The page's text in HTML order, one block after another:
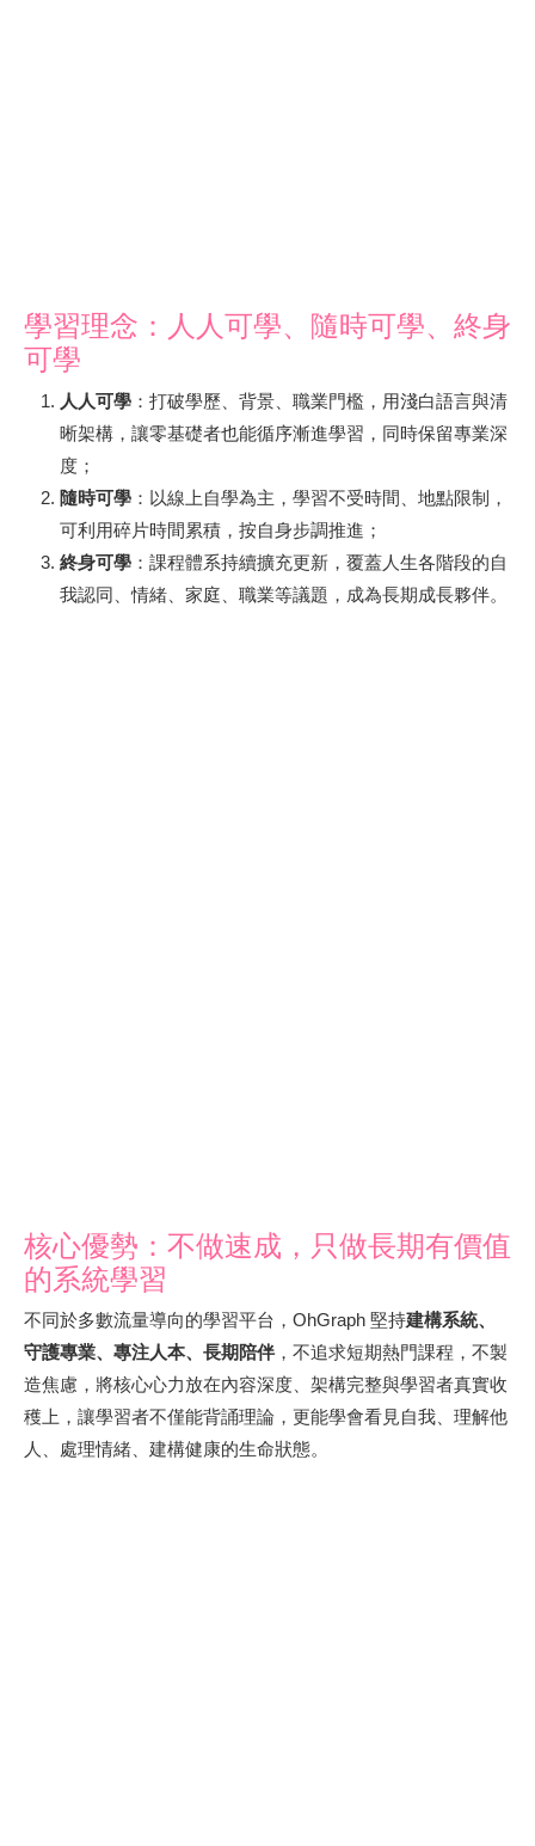
學習理念：人人可學、隨時可學、終身
可學
人人可學 ：打破學歷、背景、職業門檻，用淺白語言與清
晰架構，讓零基礎者也能循序漸進學習，同時保留專業深
度；
隨時可學 ：以線上自學為主，學習不受時間、地點限制，
可利用碎片時間累積，按自身步調推進；
終身可學 ：課程體系持續擴充更新，覆蓋人生各階段的自
我認同、情緒、家庭、職業等議題，成為長期成長夥伴。
核心優勢：不做速成，只做長期有價值
的系統學習
不同於多數流量導向的學習平台，OhGraph 堅持建構系統、
守護專業、專注人本、長期陪伴，不追求短期熱門課程，不製
造焦慮，將核心心力放在內容深度、架構完整與學習者真實收
穫上，讓學習者不僅能背誦理論，更能學會看見自我、理解他
人、處理情緒、建構健康的生命狀態。